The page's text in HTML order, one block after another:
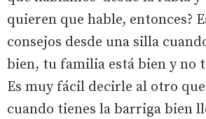
quieren que hable, entonces?
consejos desde una silla
bien, tu familia está bien y no
Es muy fácil decirle al otro
cuando tienes la barriga bien